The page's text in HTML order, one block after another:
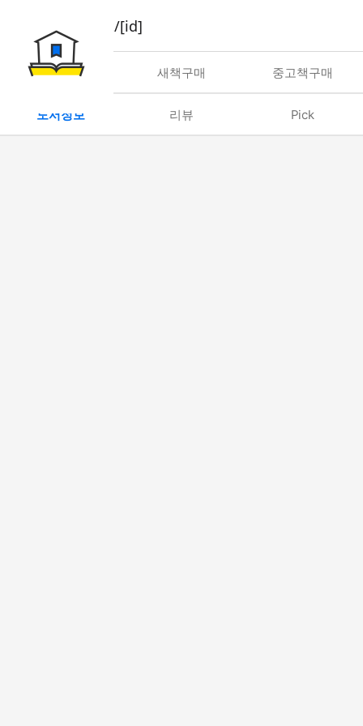
book/rent/[id]
대여 새책구매 중고책구매
도서정보 리뷰 Pick